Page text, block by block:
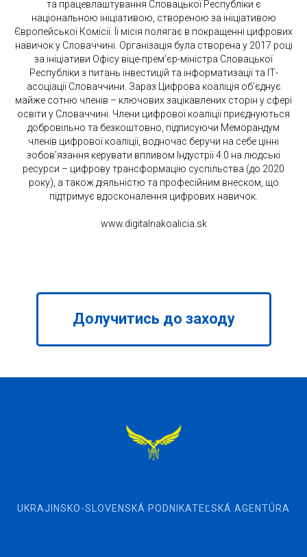
та працевлаштування Словацької Республіки є
національною ініціативою, створеною за ініціативою
Європейської Комісії. Її місія полягає в покращенні цифрових
навичок у Словаччині. Організація була створена у 2017 році
за ініціативи Офісу віце-прем’єр-міністра Словацької
Республіки з питань інвестицій та інформатизації та ІТ-
асоціації Словаччини. Зараз Цифрова коаліція об’єднує
майже сотню членів – ключових зацікавлених сторін у сфері
освіти у Словаччині. Члени цифрової коаліції приєднуються
добровільно та безкоштовно, підписуючи Меморандум
членів цифрової коаліції, водночас беручи на себе цінні
зобов’язання керувати впливом Індустрії 4.0 на людські
ресурси – цифрову трансформацію суспільства (до 2020
року), а також діяльністю та професійним внеском, що
підтримує вдосконалення цифрових навичок.
www.digitalnakoalicia.sk
Долучитись до заходу
UKRAJINSKO-SLOVENSKÁ PODNIKATEĽSKÁ AGENTÚRA